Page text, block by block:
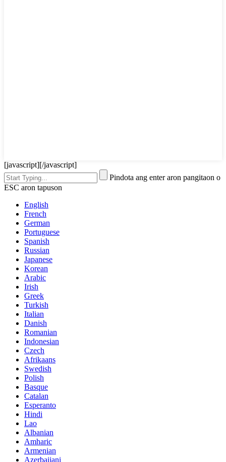
[javascript][/javascript]
Pindota ang enter aron pangitaon o
ESC aron tapuson
English
French
German
Portuguese
Spanish
Russian
Japanese
Korean
Arabic
Irish
Greek
Turkish
Italian
Danish
Romanian
Indonesian
Czech
Afrikaans
Swedish
Polish
Basque
Catalan
Esperanto
Hindi
Lao
Albanian
Amharic
Armenian
Azerbaijani